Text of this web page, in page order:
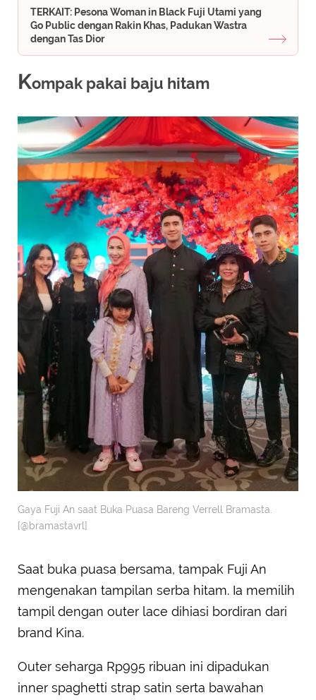
TERKAIT: Pesona Woman in Black Fuji Utami yang
Go Public dengan Rakin Khas, Padukan Wastra
dengan Tas Dior
Kompak pakai baju hitam
Gaya Fuji An saat Buka Puasa Bareng Verrell Bramasta.
[@bramastavrl]
Saat buka puasa bersama, tampak Fuji An
mengenakan tampilan serba hitam. Ia memilih
tampil dengan outer lace dihiasi bordiran dari
brand Kina.
Outer seharga Rp995 ribuan ini dipadukan
inner spaghetti strap satin serta bawahan